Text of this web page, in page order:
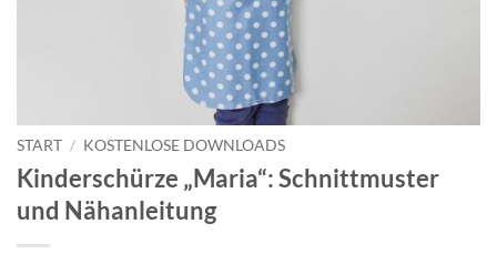
START / KOSTENLOSE DOWNLOADS
Kinderschürze „Maria“: Schnittmuster
und Nähanleitung